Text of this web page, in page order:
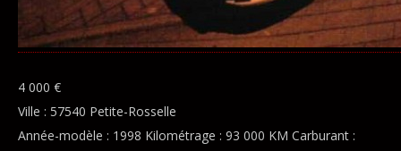
4 000 €
Ville : 57540 Petite-Rosselle
Année-modèle : 1998 Kilométrage : 93 000 KM Carburant :